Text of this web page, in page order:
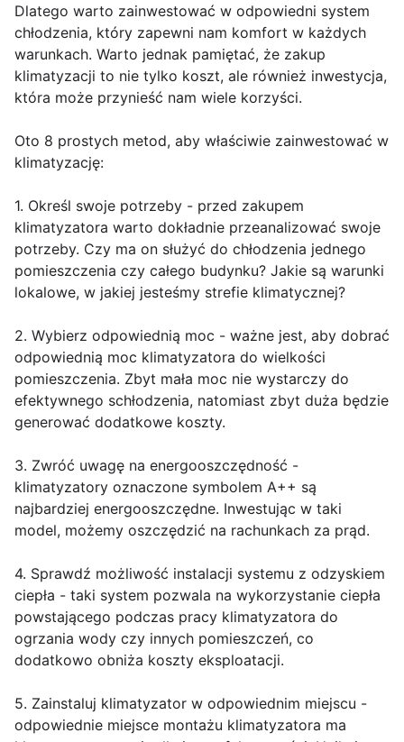
Dlatego warto zainwestować w odpowiedni system
chłodzenia, który zapewni nam komfort w każdych
warunkach. Warto jednak pamiętać, że zakup
klimatyzacji to nie tylko koszt, ale również inwestycja,
która może przynieść nam wiele korzyści.
Oto 8 prostych metod, aby właściwie zainwestować w
klimatyzację:
1. Określ swoje potrzeby - przed zakupem
klimatyzatora warto dokładnie przeanalizować swoje
potrzeby. Czy ma on służyć do chłodzenia jednego
pomieszczenia czy całego budynku? Jakie są warunki
lokalowe, w jakiej jesteśmy strefie klimatycznej?
2. Wybierz odpowiednią moc - ważne jest, aby dobrać
odpowiednią moc klimatyzatora do wielkości
pomieszczenia. Zbyt mała moc nie wystarczy do
efektywnego schłodzenia, natomiast zbyt duża będzie
generować dodatkowe koszty.
3. Zwróć uwagę na energooszczędność -
klimatyzatory oznaczone symbolem A++ są
najbardziej energooszczędne. Inwestując w taki
model, możemy oszczędzić na rachunkach za prąd.
4. Sprawdź możliwość instalacji systemu z odzyskiem
ciepła - taki system pozwala na wykorzystanie ciepła
powstającego podczas pracy klimatyzatora do
ogrzania wody czy innych pomieszczeń, co
dodatkowo obniża koszty eksploatacji.
5. Zainstaluj klimatyzator w odpowiednim miejscu -
odpowiednie miejsce montażu klimatyzatora ma